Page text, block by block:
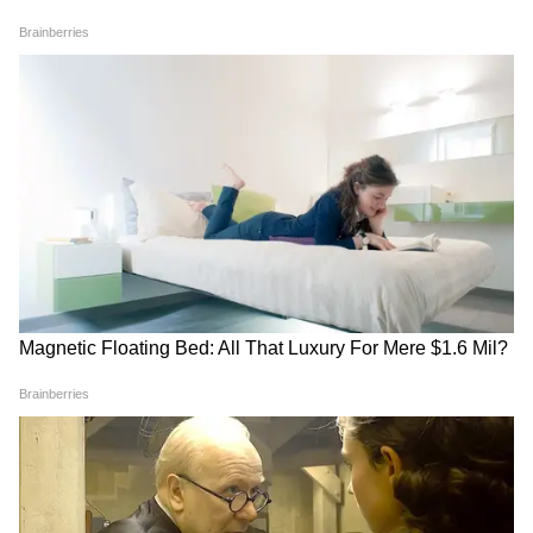
News (राष्ट्रीय समाचार) and breaking Hindi News
RECOMMENDED STORIES